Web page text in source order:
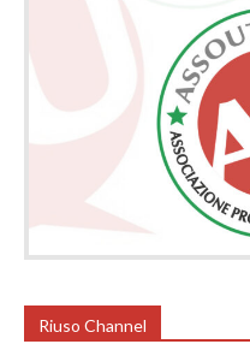
Riuso Channel